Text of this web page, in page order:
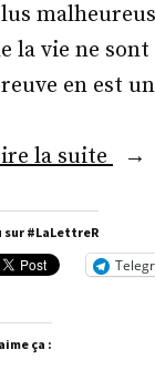
la vie ne
en est
la suite « A
sur #LaLettreR
ça :